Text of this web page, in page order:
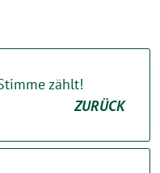
zählt!
ZURÜCK